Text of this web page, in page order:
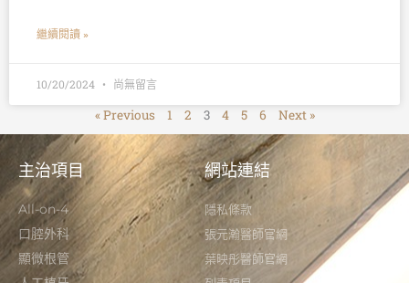
繼續閱讀 »
10/20/2024 尚無留言
« Previous 1 2 3 4 5 6 Next »
主治項目
All-on-4
口腔外科
顯微根管
網站連結
隱私條款
張元瀚醫師官網
葉映彤醫師官網